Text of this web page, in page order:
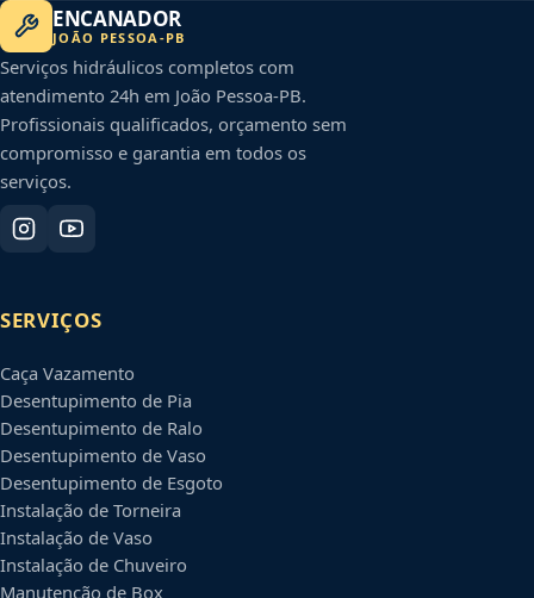
ENCANADOR
JOÃO PESSOA -PB
Serviços hidráulicos completos com
atendimento 24h em João Pessoa-PB.
Profissionais qualificados, orçamento sem
compromisso e garantia em todos os
serviços.
SERVIÇOS
Caça Vazamento
Desentupimento de Pia
Desentupimento de Ralo
Desentupimento de Vaso
Desentupimento de Esgoto
Instalação de Torneira
Instalação de Vaso
Instalação de Chuveiro
Manutenção de Box